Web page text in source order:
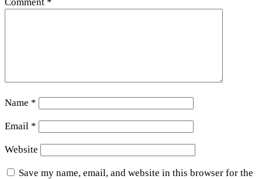
Name *
Email *
Website
Save my name, email, and website in this browser for the